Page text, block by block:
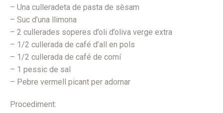
– Una culleradeta de pasta de sèsam
– Suc d’una llimona
– 2 cullerades soperes d’oli d’oliva verge extra
– 1/2 cullerada de café d’all en pols
– 1/2 cullerada de café de comí
– 1 pessic de sal
– Pebre vermell picant per adornar
Procediment: